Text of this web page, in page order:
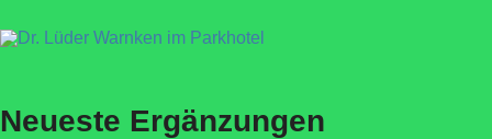
Neueste Ergänzungen